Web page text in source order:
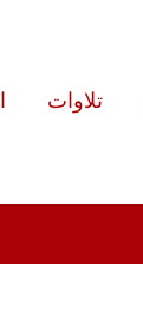
تلاوات